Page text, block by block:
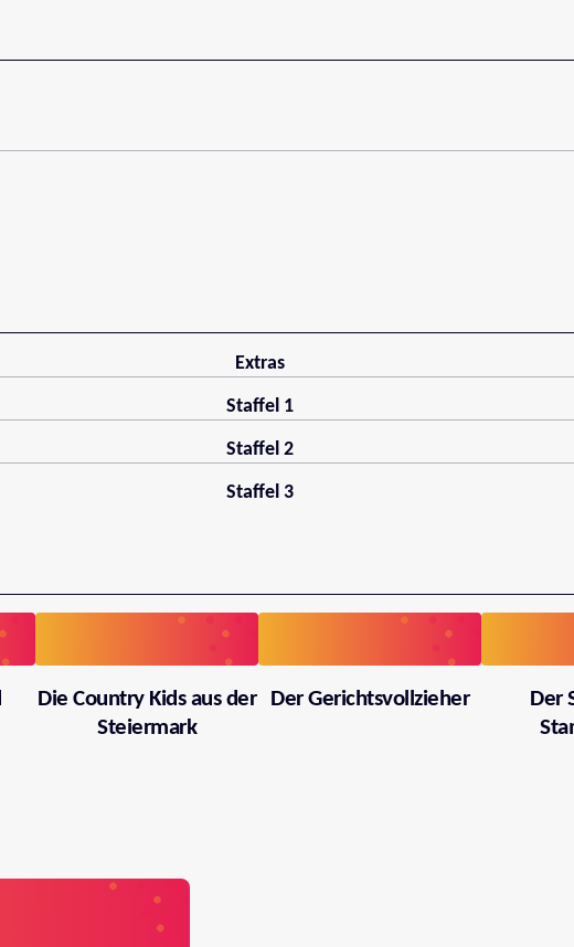
Extras
Staffel 1
Staffel 2
Staffel 3
Die Country Kids aus der
Steiermark
Der Gerichtsvollzieher
Der